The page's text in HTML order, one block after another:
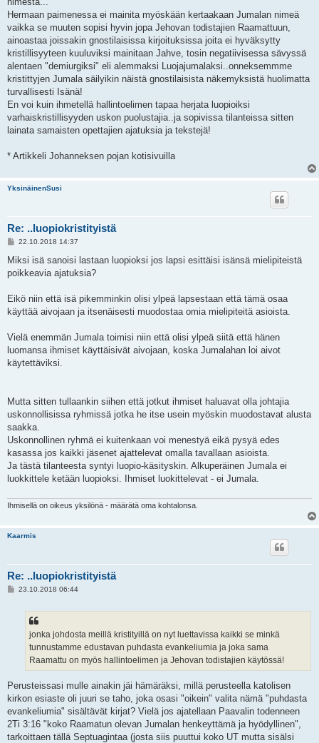
Hermaan paimenessa ei mainita myöskään kertaakaan Jumalan nimeä
vaikka se muuten sopisi hyvin jopa Jehovan todistajien Raamattuun,
ainoastaa joissakin gnostilaisissa kirjoituksissa joita ei hyväksytty
kristillisyyteen kuuluviksi mainitaan Jahve, tosin negatiivisessa sävyssä
alentaen "demiurgiksi" eli alemmaksi Luojajumalaksi..onneksemmme
kristittyjen Jumala säilyikin näistä gnostilaisista näkemyksistä huolimatta
turvallisesti Isänä!
En voi kuin ihmetellä hallintoelimen tapaa herjata luopioiksi
varhaiskristillisyyden uskon puolustajia..ja sopivissa tilanteissa sitten
lainata samaisten opettajien ajatuksia ja tekstejä!
* Artikkeli Johanneksen pojan kotisivuilla
YksinäinenSusi
Re: ..luopiokristityistä
V
e
t
22.10.2018 14:37
Miksi isä sanoisi lastaan luopioksi jos lapsi esittäisi isänsä mielipiteistä
poikkeavia ajatuksia?
Eikö niin että isä pikemminkin olisi ylpeä lapsestaan että tämä osaa
käyttää aivojaan ja itsenäisesti muodostaa omia mielipiteitä asioista.
Vielä enemmän Jumala toimisi niin että olisi ylpeä siitä että hänen
luomansa ihmiset käyttäisivät aivojaan, koska Jumalahan loi aivot
käytettäviksi.
Mutta sitten tullaankin siihen että jotkut ihmiset haluavat olla johtajia
uskonnollisissa ryhmissä jotka he itse usein myöskin muodostavat alusta
saakka.
Uskonnollinen ryhmä ei kuitenkaan voi menestyä eikä pysyä edes
kasassa jos kaikki jäsenet ajattelevat omalla tavallaan asioista.
Ja tästä tilanteesta syntyi luopio-käsityskin. Alkuperäinen Jumala ei
luokkittele ketään luopioksi. Ihmiset luokittelevat - ei Jumala.
Ihmisellä on oikeus yksilönä - määrätä oma kohtalonsa.
Kaarmis
Re: ..luopiokristityistä
V23.10.2018 06:44
jonka johdosta meillä kristityillä on nyt luettavissa kaikki se minkä
tunnustamme edustavan puhdasta evankeliumia ja joka sama
Raamattu on myös hallintoelimen ja Jehovan todistajien käytössä!
Perusteissasi mulle ainakin jäi hämäräksi, millä perusteella katolisen
kirkon esiaste oli juuri se taho, joka osasi "oikein" valita nämä "puhdasta
evankeliumia" sisältävät kirjat? Vielä jos ajatellaan Paavalin todenneen
2Ti 3:16 "koko Raamatun olevan Jumalan henkeyttämä ja hyödyllinen",
tarkoittaen tällä Septuagintaa (josta siis puuttui koko UT mutta sisälsi